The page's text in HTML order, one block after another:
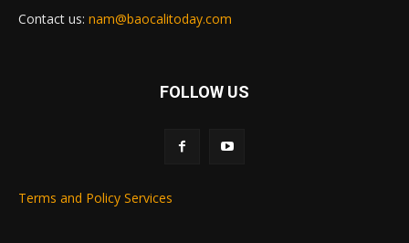
Contact us: nam@baocalitoday.com
FOLLOW US
Terms and Policy Services